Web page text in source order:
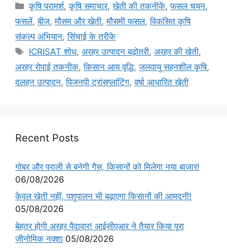
कृषि परामर्श,कृषि समाचार,खेती की तकनीकें,फसल चयन,
फसलें,बीज,मौसम और खेती,मौसमी फसल,विकसित कृषि
संकल्प अभियान,सिंचाई के तरीके
ICRISAT शोध,अरहर उत्पादन बढ़ोतरी,अरहर की खेती,
अरहर रोपाई तकनीक,किसान आय वृद्धि,जलवायु सहनशील कृषि,
दलहन उत्पादन,पिजनपी ट्रांसप्लांटिंग,वर्षा आधारित खेती
Recent Posts
गोबर और पराली से बनेगी गैस, किसानों को मिलेगा नया बाजार!
06/08/2026
केवल खेती नहीं, पशुपालन भी बढ़ाएगा किसानों की आमदनी!
05/08/2026
बेहतर होगी अरहर पैदावार! आईसीएआर ने तैयार किया पूरा
जीनोमिक नक्शा 05/08/2026